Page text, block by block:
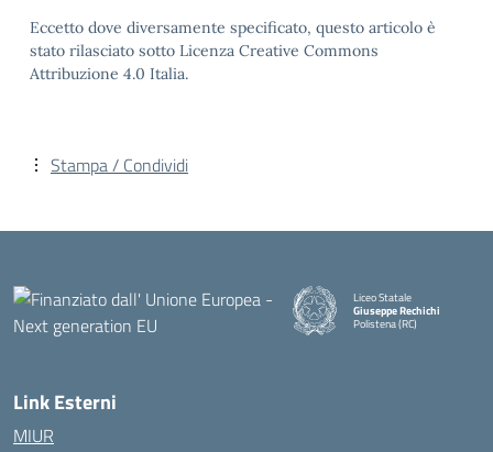
Eccetto dove diversamente specificato, questo articolo è
stato rilasciato sotto Licenza Creative Commons
Attribuzione 4.0 Italia.
Stampa / Condividi
Liceo Statale
Giuseppe Rechichi
Polistena (RC)
Link Esterni
MIUR